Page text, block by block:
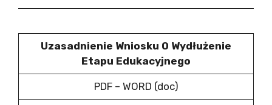
Uzasadnienie Wniosku O Wydłużenie
Etapu Edukacyjnego
PDF – WORD (doc)